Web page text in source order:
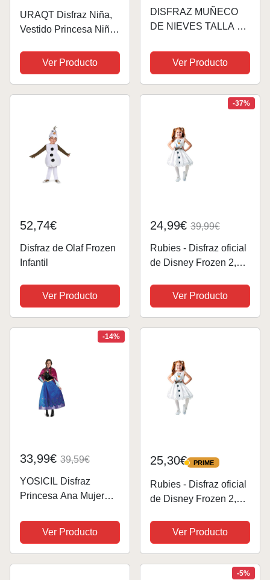
URAQT Disfraz Niña,
Vestido Princesa Niña
Magica, Disfraz
Princesa Niña de
Dibujos Animados
Ver Producto
DISFRAZ MUÑECO
DE NIEVES TALLA 3-
Ver Producto
52,74€
Disfraz de Olaf Frozen
Infantil
Ver Producto
-37%
24,99€ 39,99€
Rubies - Disfraz oficial
de Disney Frozen 2,
disfraz infantil, talla
mediana de 5 a 6 años
Ver Producto
-14%
33,99€ 39,59€
YOSICIL Disfraz
Princesa Ana Mujer
con Rosa Capa
Holloween Cosplay
Carnaval Naidad
Ver Producto
25,30€ PRIME
PRIME
Rubies - Disfraz oficial
de Disney Frozen 2,
disfraz para niños, talla
grande de 7 a 8 años
Ver Producto
-5%